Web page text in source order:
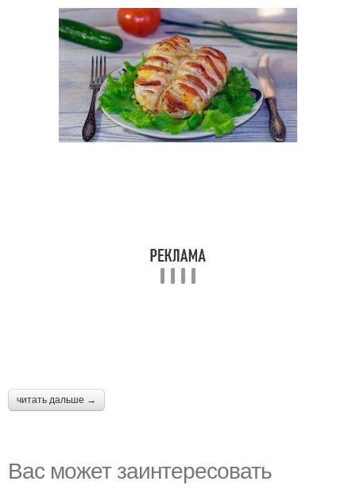
читать дальше →
Вас может заинтересовать